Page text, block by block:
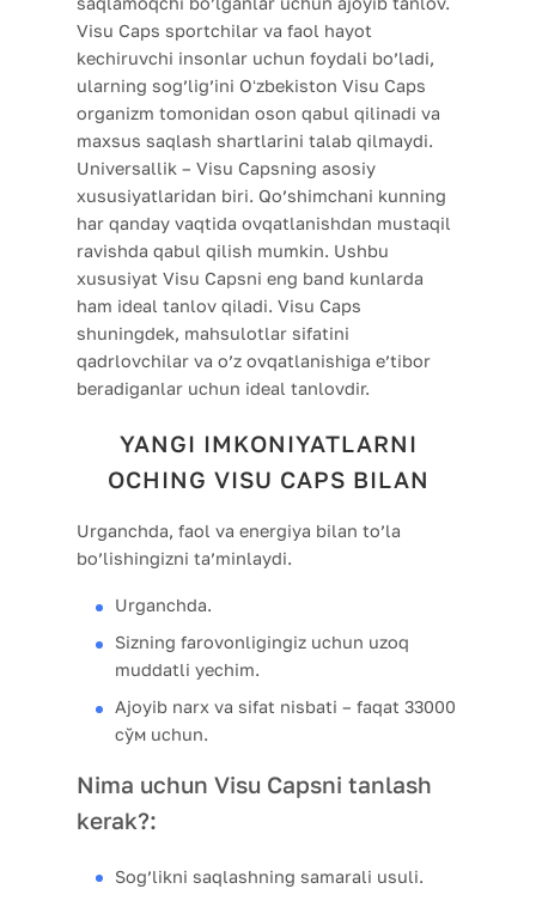
Visu Caps sportchilar va faol hayot
kechiruvchi insonlar uchun foydali bo’ladi,
ularning sog’lig’ini Oʻzbekiston Visu Caps
organizm tomonidan oson qabul qilinadi va
maxsus saqlash shartlarini talab qilmaydi.
Universallik – Visu Capsning asosiy
xususiyatlaridan biri. Qo’shimchani kunning
har qanday vaqtida ovqatlanishdan mustaqil
ravishda qabul qilish mumkin. Ushbu
xususiyat Visu Capsni eng band kunlarda
ham ideal tanlov qiladi. Visu Caps
shuningdek, mahsulotlar sifatini
qadrlovchilar va o’z ovqatlanishiga e’tibor
beradiganlar uchun ideal tanlovdir.
YANGI IMKONIYATLARNI
OCHING VISU CAPS BILAN
Urganchda, faol va energiya bilan to’la
bo’lishingizni ta’minlaydi.
Urganchda.
Sizning farovonligingiz uchun uzoq
muddatli yechim.
Ajoyib narx va sifat nisbati – faqat 33000
сўм uchun.
Nima uchun Visu Capsni tanlash
kerak?:
Sog’likni saqlashning samarali usuli.